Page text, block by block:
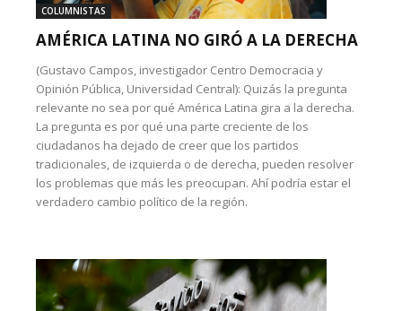
COLUMNISTAS
AMÉRICA LATINA NO GIRÓ A LA DERECHA
(Gustavo Campos, investigador Centro Democracia y
Opinión Pública, Universidad Central): Quizás la pregunta
relevante no sea por qué América Latina gira a la derecha.
La pregunta es por qué una parte creciente de los
ciudadanos ha dejado de creer que los partidos
tradicionales, de izquierda o de derecha, pueden resolver
los problemas que más les preocupan. Ahí podría estar el
verdadero cambio político de la región.